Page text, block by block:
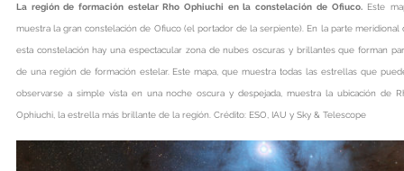
La región de formación estelar Rho Ophiuchi en la constelación de Ofiuco.Este
muestra la gran constelación de Ofiuco (el portador de la serpiente). En la parte meridional
esta constelación hay una espectacular zona de nubes oscuras y brillantes que forman
de una región de formación estelar. Este mapa, que muestra todas las estrellas que
observarse a simple vista en una noche oscura y despejada, muestra la ubicación de
Ophiuchi, la estrella más brillante de la región. Crédito: ESO, IAU y Sky & Telescope